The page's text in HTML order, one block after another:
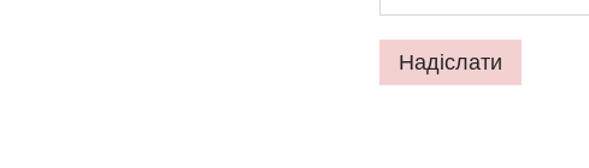
Надіслати